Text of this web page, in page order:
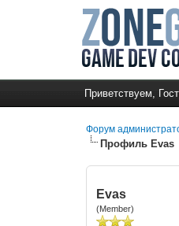
Приветствуем,
Форум
Профиль Evas
Evas
(Member)